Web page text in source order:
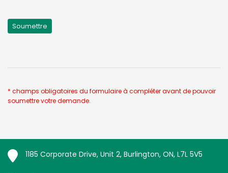
* champs obligatoires du formulaire à compléter avant de pouvoir
soumettre votre demande.
1185 Corporate Drive, Unit 2, Burlington, ON, L7L 5V5